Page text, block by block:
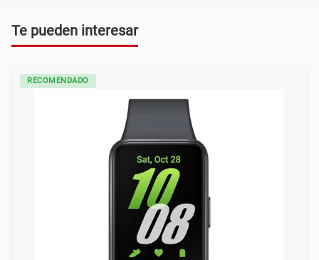
Te pueden interesar
RECOMENDADO